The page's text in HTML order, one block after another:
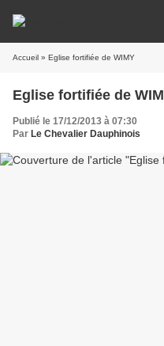
Accueil » Eglise fortifiée de WIMY
Eglise fortifiée de
Publié le 17/12/2013 à 07:30
Par Le Chevalier Dauphinois